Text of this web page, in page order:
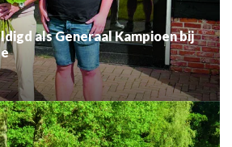
als Generaal Kampioen bij